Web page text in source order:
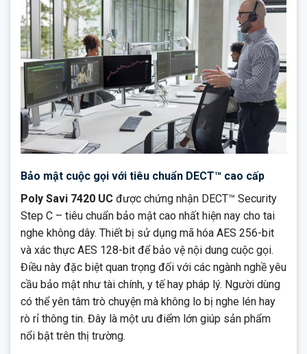
Bảo mật cuộc gọi với tiêu chuẩn DECT™ cao cấp
Poly Savi 7420 UC được chứng nhận DECT™ Security
Step C – tiêu chuẩn bảo mật cao nhất hiện nay cho tai
nghe không dây. Thiết bị sử dụng mã hóa AES 256-bit
và xác thực AES 128-bit để bảo vệ nội dung cuộc gọi.
Điều này đặc biệt quan trọng đối với các ngành nghề yêu
cầu bảo mật như tài chính, y tế hay pháp lý. Người dùng
có thể yên tâm trò chuyện mà không lo bị nghe lén hay
rò rỉ thông tin. Đây là một ưu điểm lớn giúp sản phẩm
nổi bật trên thị trường.